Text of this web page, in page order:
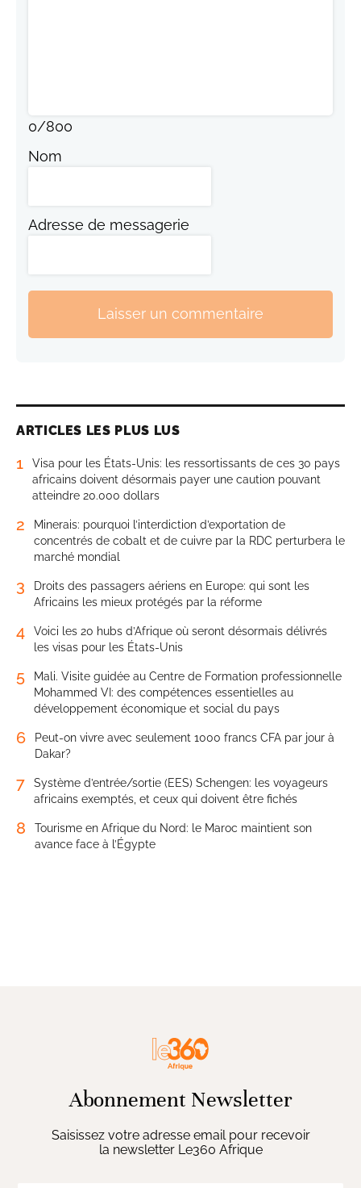
0/800
Nom
Adresse de messagerie
Laisser un commentaire
ARTICLES LES PLUS LUS
1
Visa pour les États-Unis: les ressortissants de ces 30 pays
africains doivent désormais payer une caution pouvant
atteindre 20.000 dollars
2
Minerais: pourquoi l’interdiction d’exportation de
concentrés de cobalt et de cuivre par la RDC perturbera le
marché mondial
3
Droits des passagers aériens en Europe: qui sont les
Africains les mieux protégés par la réforme
4
Voici les 20 hubs d’Afrique où seront désormais délivrés
les visas pour les États-Unis
5
Mali. Visite guidée au Centre de Formation professionnelle
Mohammed VI: des compétences essentielles au
développement économique et social du pays
6
Peut-on vivre avec seulement 1000 francs CFA par jour à
Dakar?
7
Système d’entrée/sortie (EES) Schengen: les voyageurs
africains exemptés, et ceux qui doivent être fichés
8
Tourisme en Afrique du Nord: le Maroc maintient son
avance face à l’Égypte
Abonnement Newsletter
Saisissez votre adresse email pour recevoir
la newsletter Le360 Afrique